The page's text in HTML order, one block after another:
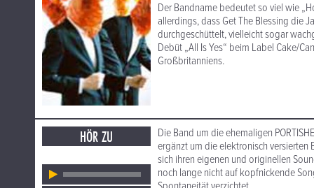
Der Bandname bedeutet so viel wie
allerdings, dass Get The Blessing die
durchgeschüttelt, vielleicht sogar
Debüt „All Is Yes“ beim Label Cake/
Großbritanniens.
HÖR ZU
Die Band um die ehemaligen
ergänzt um die elektronisch versierten
sich ihren eigenen und originellen
noch lange nicht auf kopfnickende